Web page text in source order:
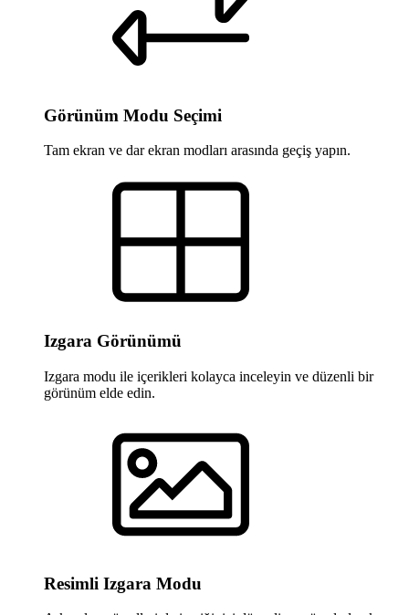
Görünüm Modu Seçimi
Tam ekran ve dar ekran modları arasında geçiş yapın.
Izgara Görünümü
Izgara modu ile içerikleri kolayca inceleyin ve düzenli bir
görünüm elde edin.
Resimli Izgara Modu